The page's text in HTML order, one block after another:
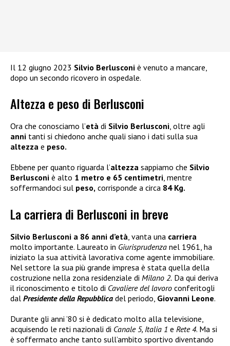
Il 12 giugno 2023 Silvio Berlusconi è venuto a mancare,
dopo un secondo ricovero in ospedale.
Altezza e peso di Berlusconi
Ora che conosciamo l’età di Silvio Berlusconi, oltre agli
anni tanti si chiedono anche quali siano i dati sulla sua
altezza e peso.
Ebbene per quanto riguarda l’altezza sappiamo che Silvio
Berlusconi è alto 1 metro e 65 centimetri, mentre
soffermandoci sul peso, corrisponde a circa 84 Kg.
La carriera di Berlusconi in breve
Silvio Berlusconi a 86 anni d’età , vanta una carriera
molto importante. Laureato in Giurisprudenza nel 1961, ha
iniziato la sua attività lavorativa come agente immobiliare.
Nel settore la sua più grande impresa è stata quella della
costruzione nella zona residenziale di Milano 2. Da qui deriva
il riconoscimento e titolo di Cavaliere del lavoro conferitogli
dal Presidente della Repubblica del periodo, Giovanni Leone.
Durante gli anni ’80 si è dedicato molto alla televisione,
acquisendo le reti nazionali di Canale 5, Italia 1 e Rete 4. Ma si
è soffermato anche tanto sull’ambito sportivo diventando